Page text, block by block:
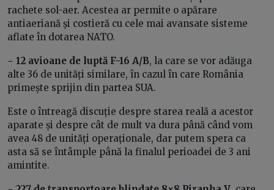
rachete sol-aer. Acestea ar permite o apărare
antiaeriană și costieră cu cele mai avansate sisteme
aflate în dotarea NATO.
− 12 avioane de luptă F-16 A/B, la care se vor adăuga
alte 36 de unități similare, în cazul în care România
primește sprijin din partea SUA.
Este o întreagă discuție despre starea reală a acestor
aparate și despre cât de mult va dura până când vom
avea 48 de unități operaționale, dar putem spera ca
asta să se întâmple până la finalul perioadei de 3 ani
amintite.